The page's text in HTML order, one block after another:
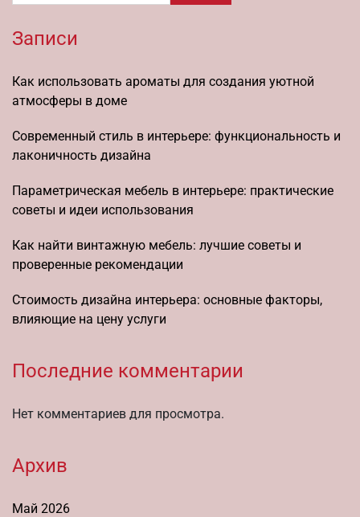
Записи
Как использовать ароматы для создания уютной
атмосферы в доме
Современный стиль в интерьере: функциональность и
лаконичность дизайна
Параметрическая мебель в интерьере: практические
советы и идеи использования
Как найти винтажную мебель: лучшие советы и
проверенные рекомендации
Стоимость дизайна интерьера: основные факторы,
влияющие на цену услуги
Последние комментарии
Нет комментариев для просмотра.
Архив
Май 2026